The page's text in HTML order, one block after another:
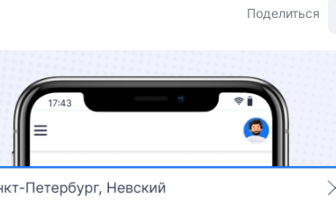
Поделиться